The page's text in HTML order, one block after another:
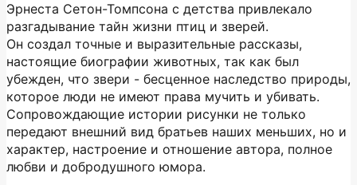
Эрнеста Сетон-Томпсона с детства привлекало
разгадывание тайн жизни птиц и зверей.
Он создал точные и выразительные рассказы,
настоящие биографии животных, так как был
убежден, что звери - бесценное наследство природы,
которое люди не имеют права мучить и убивать.
Сопровождающие истории рисунки не только
передают внешний вид братьев наших меньших, но и
характер, настроение и отношение автора, полное
любви и добродушного юмора.